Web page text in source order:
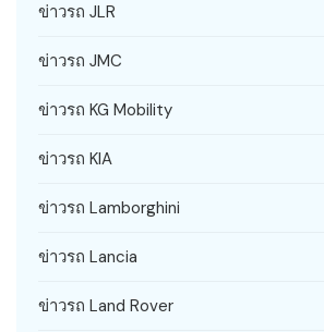
ข่าวรถ JLR
ข่าวรถ JMC
ข่าวรถ KG Mobility
ข่าวรถ KIA
ข่าวรถ Lamborghini
ข่าวรถ Lancia
ข่าวรถ Land Rover